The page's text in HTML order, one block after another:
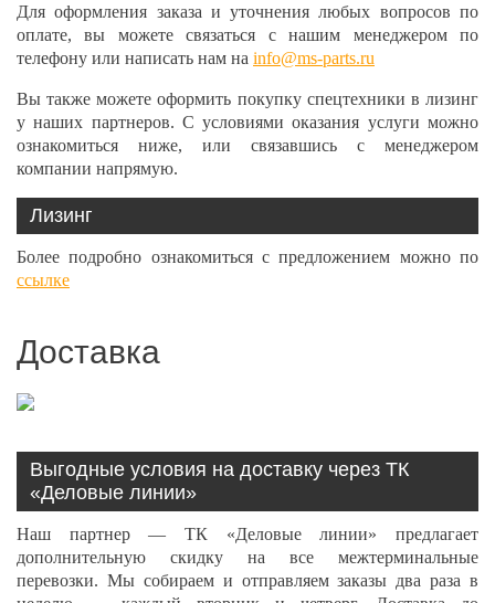
Для оформления заказа и уточнения любых вопросов по
оплате, вы можете связаться с нашим менеджером по
телефону или написать нам на info@ms-parts.ru
Вы также можете оформить покупку спецтехники в лизинг
у наших партнеров. С условиями оказания услуги можно
ознакомиться ниже, или связавшись с менеджером
компании напрямую.
Лизинг
Более подробно ознакомиться с предложением можно по
ссылке
Доставка
Выгодные условия на доставку через ТК
«Деловые линии»
Наш партнер — ТК «Деловые линии» предлагает
дополнительную скидку на все межтерминальные
перевозки. Мы собираем и отправляем заказы два раза в